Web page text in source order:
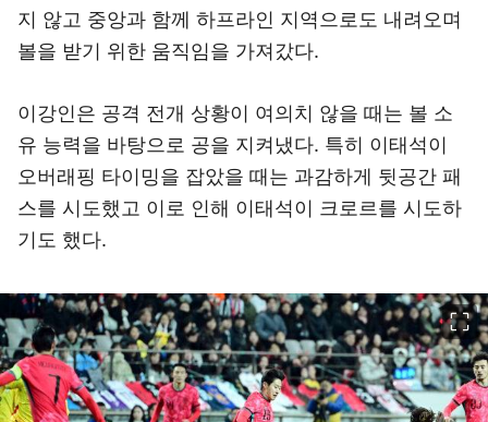
지 않고 중앙과 함께 하프라인 지역으로도 내려오며
볼을 받기 위한 움직임을 가져갔다.
이강인은 공격 전개 상황이 여의치 않을 때는 볼 소
유 능력을 바탕으로 공을 지켜냈다. 특히 이태석이
오버래핑 타이밍을 잡았을 때는 과감하게 뒷공간 패
스를 시도했고 이로 인해 이태석이 크로르를 시도하
기도 했다.